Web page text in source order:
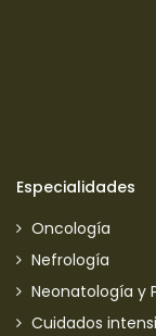
Especialidades
Oncología
Nefrología
Neonatología y
Cuidados